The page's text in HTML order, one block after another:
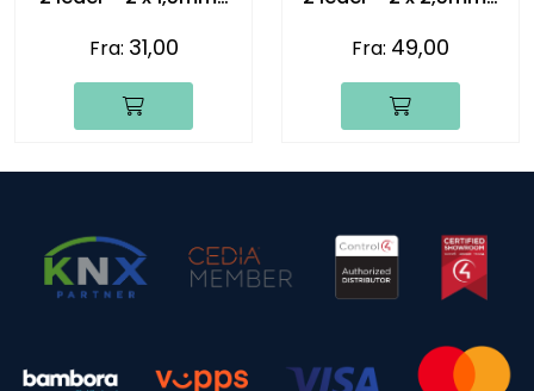
Fra: 31,00
Fra: 49,00